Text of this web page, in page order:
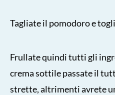
Tagliate il pomodoro e
Frullate quindi tutti gli
crema sottile passate il
strette, altrimenti avrete